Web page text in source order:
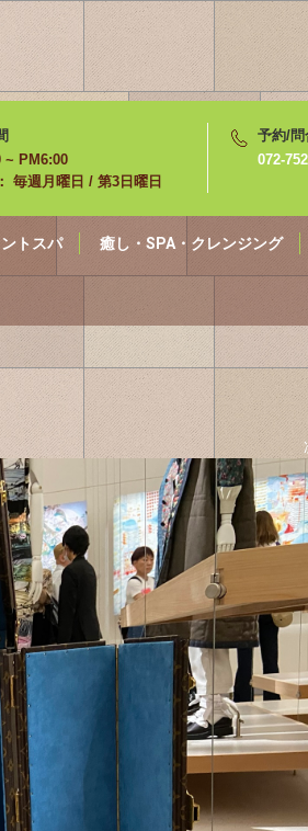
~ PM6:00
毎週月曜日 / 第3日曜日
予約/問
072-
トスパ 癒し・SPA・クレンジング